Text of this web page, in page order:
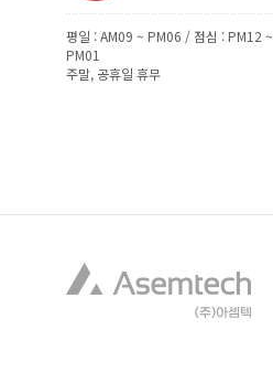
평일 : AM09 ~ PM06 / 점심 : PM12 ~
PM01
주말, 공휴일 휴무